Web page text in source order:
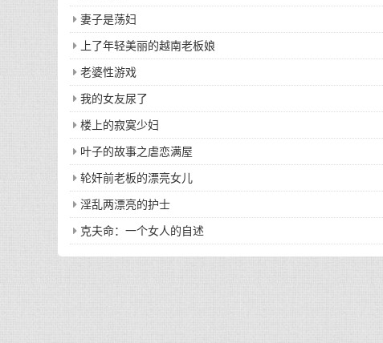
妻子是荡妇
上了年轻美丽的越南老板娘
老婆性游戏
我的女友尿了
楼上的寂寞少妇
叶子的故事之虐恋满屋
轮奸前老板的漂亮女儿
淫乱两漂亮的护士
克夫命：一个女人的自述